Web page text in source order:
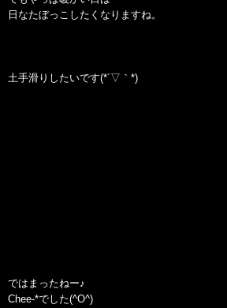
日なたぼっこしたくなりますね。
土手滑りしたいです(*´▽｀*)
ではまったねー♪
Chee-*でした(^O^)